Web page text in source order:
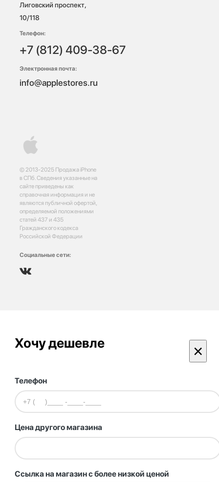
© 2013-2025 Продажа iPhone
в СПб. Сведения указанные на
сайте приведены как
справочная информация и не
являются публичной офертой,
определяемой положениями
статей 437 и 435
Гражданского кодекса
Российской Федерации
Социальные сети:
Лиговский проспект,
10/118
Телефон:
+7 (812) 409-38-67
Электронная почта:
info@applestores.ru
Хочу дешевле ×
Телефон
Цена другого магазина
Ссылка на магазин с более низкой ценой